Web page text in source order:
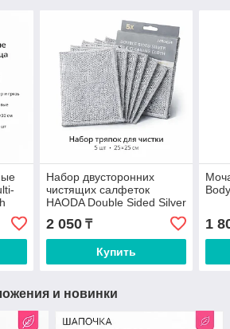
Набор двусторонних
чистящих салфеток
HAODA Double Sided Silver
Silk Cleaning Clot, HD-4339
2 050₸
Купить
1
и новинки